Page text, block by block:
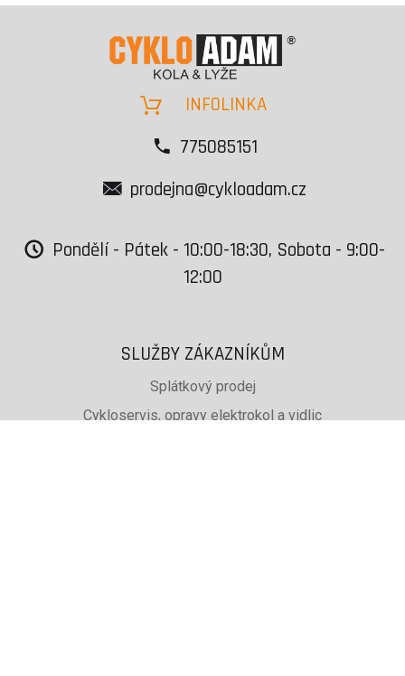
INFOLINKA
775085151
prodejna@cykloadam.cz
Pondělí - Pátek - 10:00-18:30, Sobota - 9:00-
12:00
SLUŽBY ZÁKAZNÍKŮM
Splátkový prodej
Cykloservis, opravy elektrokol a vidlic